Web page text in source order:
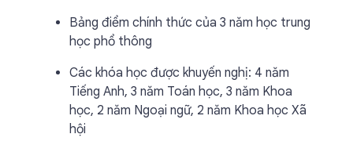
Bảng điểm chính thức của 3 năm học trung
học phổ thông
Các khóa học được khuyến nghị: 4 năm
Tiếng Anh, 3 năm Toán học, 3 năm Khoa
học, 2 năm Ngoại ngữ, 2 năm Khoa học Xã
hội